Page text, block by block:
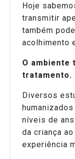
Hoje
transmitir
também
acolhimento
O ambiente
tratamento.
Diversos
níveis de
da criança
experiência